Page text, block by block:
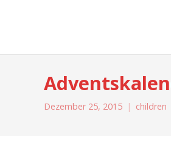
Dezember 25, 2015 children